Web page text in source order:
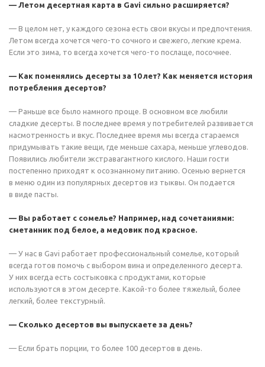
— Летом десертная карта в Gavi сильно расширяется?
— В целом нет, у каждого сезона есть свои вкусы и предпочтения.
Летом всегда хочется чего-то сочного и свежего, легкие крема.
Если это зима, то всегда хочется чего-то послаще, посочнее.
— Как поменялись десерты за 10 лет? Как меняется история
потребления десертов?
— Раньше все было намного проще. В основном все любили
сладкие десерты. В последнее время у потребителей развивается
насмотренность и вкус. Последнее время мы всегда стараемся
придумывать такие вещи, где меньше сахара, меньше углеводов.
Появились любители экстравагантного кислого. Наши гости
постепенно приходят к осознанному питанию. Осенью вернется
в меню один из популярных десертов из тыквы. Он подается
в виде пасты.
— Вы работает с сомелье? Например, над сочетаниями:
сметанник под белое, а медовик под красное.
— У нас в Gavi работает профессиональный сомелье, который
всегда готов помочь с выбором вина и определенного десерта.
У них всегда есть состыковка с продуктами, которые
используются в этом десерте. Какой-то более тяжелый, более
легкий, более текстурный.
— Сколько десертов вы выпускаете за день?
— Если брать порции, то более 100 десертов в день.